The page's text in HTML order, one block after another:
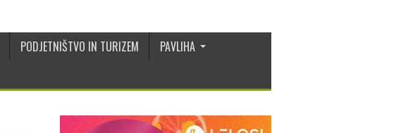
PODJETNIŠTVO IN TURIZEM
PAVLIHA